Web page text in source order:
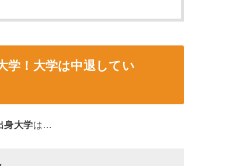
学！大学は中退してい
身大学は…